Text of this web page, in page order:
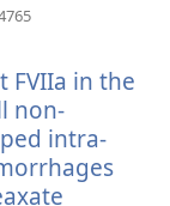
視
窗）
FVIIa in the
non-
intra-